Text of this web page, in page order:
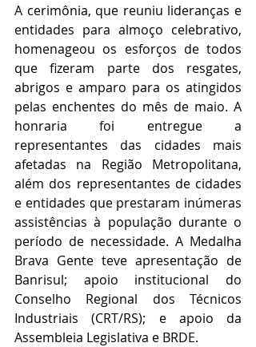
A cerimônia, que reuniu lideranças e
entidades para almoço celebrativo,
homenageou os esforços de todos
que fizeram parte dos resgates,
abrigos e amparo para os atingidos
pelas enchentes do mês de maio. A
honraria foi entregue a
representantes das cidades mais
afetadas na Região Metropolitana,
além dos representantes de cidades
e entidades que prestaram inúmeras
assistências à população durante o
período de necessidade. A Medalha
Brava Gente teve apresentação de
Banrisul; apoio institucional do
Conselho Regional dos Técnicos
Industriais (CRT/RS); e apoio da
Assembleia Legislativa e BRDE.